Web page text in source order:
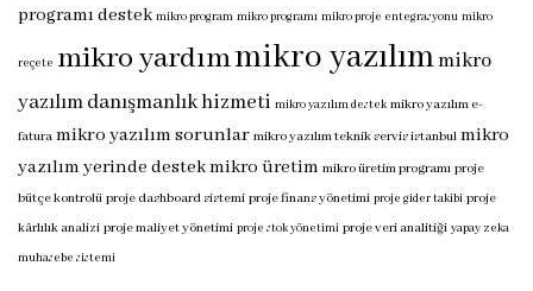
programı destek mikro program mikro programı mikro proje entegrasyonu mikro
reçete mikro yardımmikro yazılımmikro
yazılım danışmanlık hizmeti mikro yazılım destek mikro yazılım e-
fatura mikro yazılım sorunlar mikro yazılım teknik servis istanbul mikro
yazılım yerinde destekmikro üretim mikro üretim programı proje
bütçe kontrolü proje dashboard sistemi proje finans yönetimi proje gider takibi proje
kârlılık analizi proje maliyet yönetimi proje stok yönetimi proje veri analitiği yapay zeka
muhasebe sistemi